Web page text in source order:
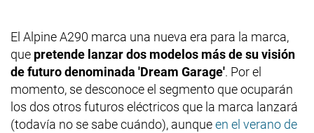
El Alpine A290 marca una nueva era para la marca,
que pretende lanzar dos modelos más de su visión
de futuro denominada 'Dream Garage'. Por el
momento, se desconoce el segmento que ocuparán
los dos otros futuros eléctricos que la marca lanzará
(todavía no se sabe cuándo), aunqueen el verano de